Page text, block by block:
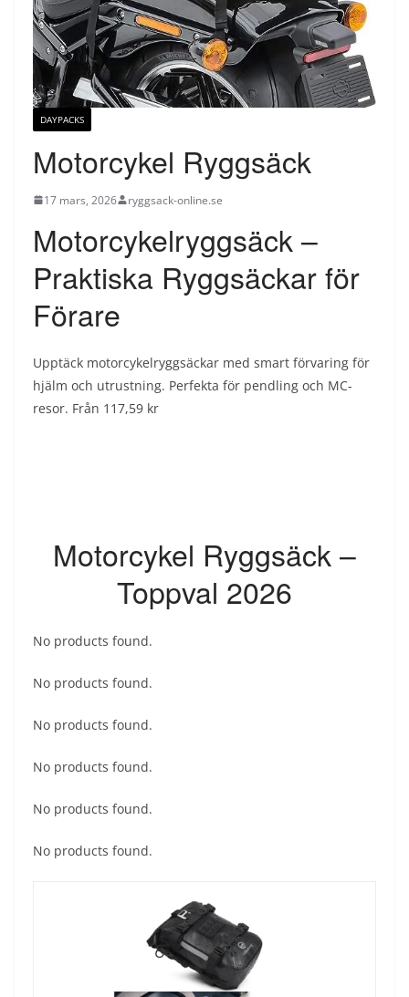
DAYPACKS
Motorcykel Ryggsäck
17 mars, 2026 ryggsack-online.se
Motorcykelryggsäck –
Praktiska Ryggsäckar för
Förare
Upptäck motorcykelryggsäckar med smart förvaring för
hjälm och utrustning. Perfekta för pendling och MC-
resor. Från 117,59 kr
Motorcykel Ryggsäck –
Toppval 2026
No products found.
No products found.
No products found.
No products found.
No products found.
No products found.